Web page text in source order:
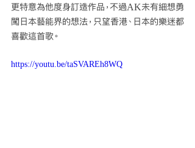
更特意為他度身訂造作品，不過AK未有細想勇
闖日本藝能界的想法，只望香港、日本的樂迷都
喜歡這首歌。
https://youtu.be/taSVAREh8WQ